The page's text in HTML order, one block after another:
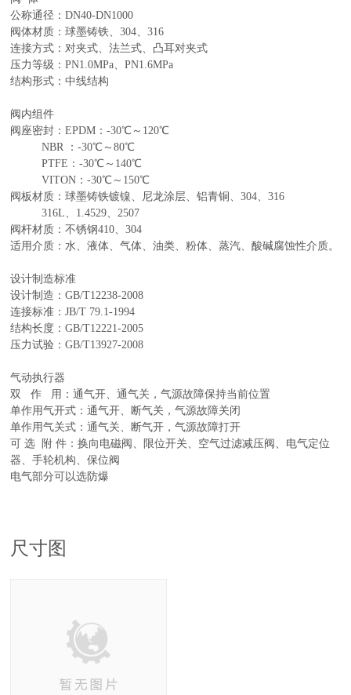
公称通径：DN40-DN1000
阀体材质：球墨铸铁、304、316
连接方式：对夹式、法兰式、凸耳对夹式
压力等级：PN1.0MPa、PN1.6MPa
结构形式：中线结构
阀内组件
阀座密封：EPDM：-30℃～120℃
NBR ：-30℃～80℃
PTFE：-30℃～140℃
VITON：-30℃～150℃
阀板材质：球墨铸铁镀镍、尼龙涂层、铝青铜、304、316
316L、1.4529、2507
阀杆材质：不锈钢410、304
适用介质：水、液体、气体、油类、粉体、蒸汽、酸碱腐蚀性介质。
设计制造标准
设计制造：GB/T12238-2008
连接标准：JB/T 79.1-1994
结构长度：GB/T12221-2005
压力试验：GB/T13927-2008
气动执行器
双 作 用：通气开、通气关，气源故障保持当前位置
单作用气开式：通气开、断气关，气源故障关闭
单作用气关式：通气关、断气开，气源故障打开
可 选 附 件：换向电磁阀、限位开关、空气过滤减压阀、电气定位
器、手轮机构、保位阀
电气部分可以选防爆
尺寸图